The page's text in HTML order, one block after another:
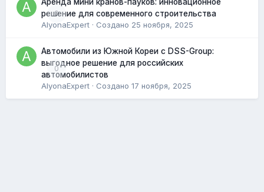
0
Аренда мини кранов-пауков: инновационное
решение для современного строительства
AlyonaExpert · Создано 25 ноября, 2025
0
Автомобили из Южной Кореи с DSS-Group:
выгодное решение для российских
автомобилистов
AlyonaExpert · Создано 17 ноября, 2025